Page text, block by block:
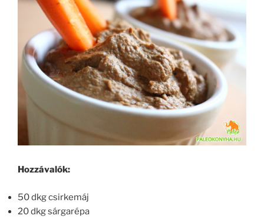
Hozzávalók:
50 dkg csirkemáj
20 dkg sárgarépa